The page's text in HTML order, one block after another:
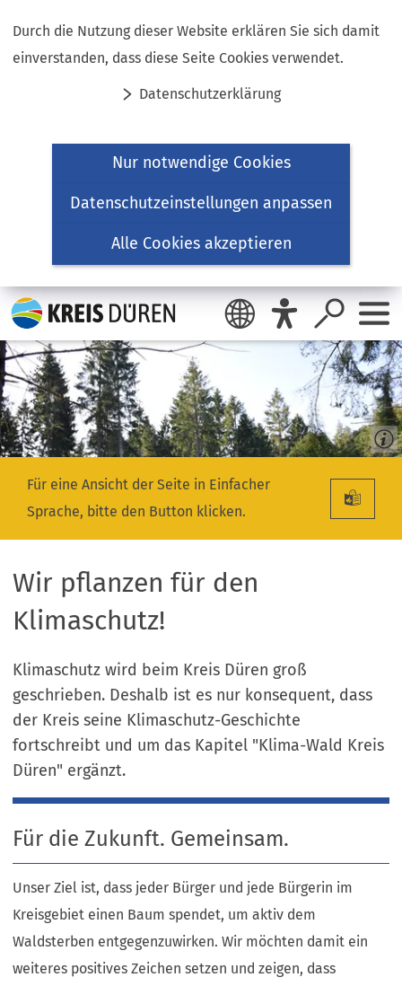
Durch die Nutzung dieser Website erklären Sie sich damit
einverstanden, dass diese Seite Cookies verwendet.
Datenschutzerklärung
Nur notwendige Cookies
Datenschutzeinstellungen anpassen
Alle Cookies akzeptieren
Inhalt anspringen
Für eine Ansicht der Seite in Einfacher
Sprache, bitte den Button klicken.
Wir pflanzen für den
Klimaschutz!
Klimaschutz wird beim Kreis Düren groß
geschrieben. Deshalb ist es nur konsequent, dass
der Kreis seine Klimaschutz-Geschichte
fortschreibt und um das Kapitel "Klima-Wald Kreis
Düren" ergänzt.
Für die Zukunft. Gemeinsam.
Unser Ziel ist, dass jeder Bürger und jede Bürgerin im
Kreisgebiet einen Baum spendet, um aktiv dem
Waldsterben entgegenzuwirken. Wir möchten damit ein
weiteres positives Zeichen setzen und zeigen, dass